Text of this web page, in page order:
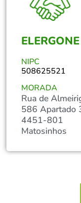
NIPC
508625521
MORADA
Rua de
586 Apartado
4451-801
Matosinhos